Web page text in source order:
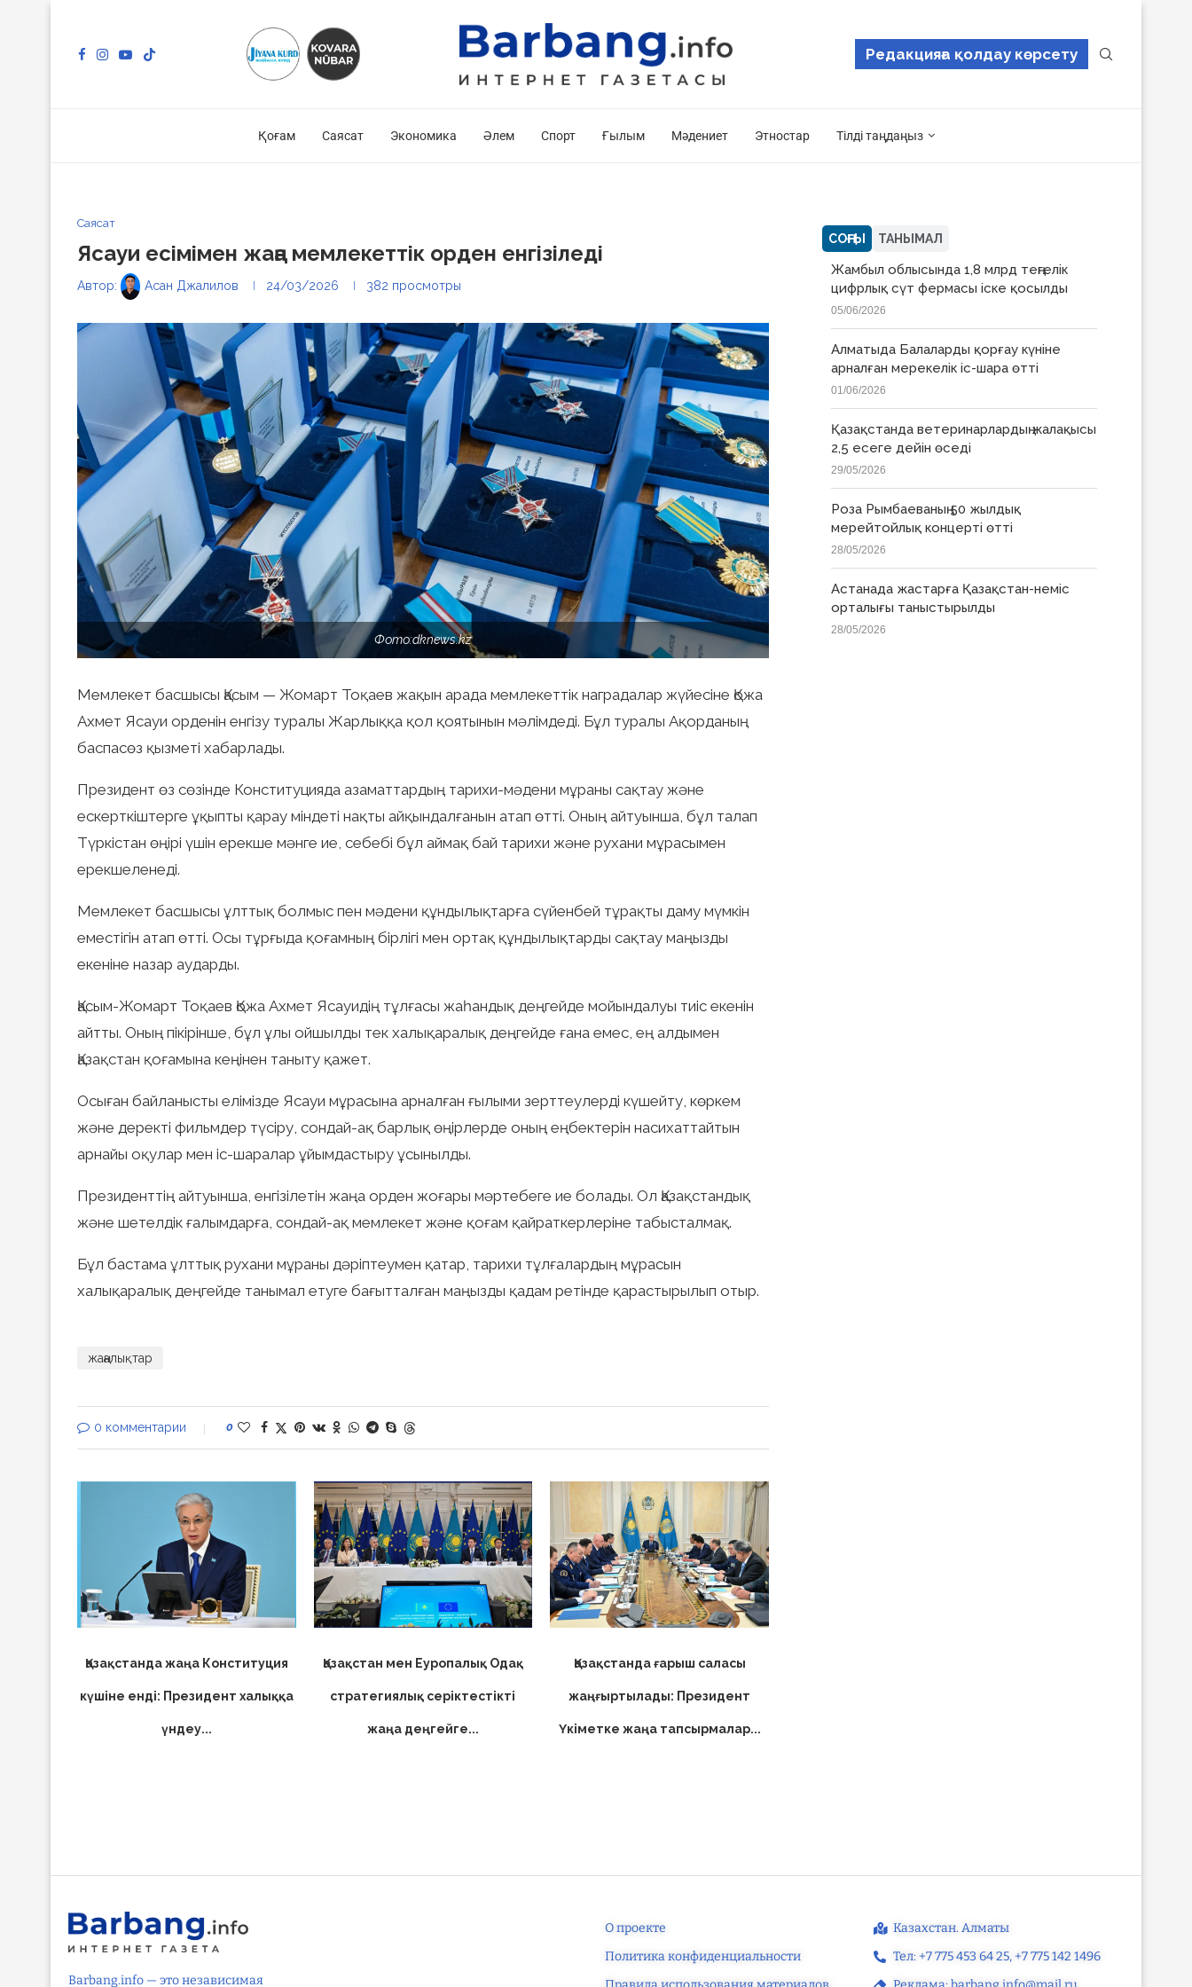
Редакцияға қолдау көрсету
Қоғам Саясат Экономика Әлем Спорт Ғылым Мәдениет Этностар Тілді таңдаңыз
Саясат
Ясауи есімімен жаңа мемлекеттік орден енгізіледі
Автор: Асан Джалилов 24/03/2026 382 просмотры
Фото:dknews.kz
Мемлекет басшысы Қасым — Жомарт Тоқаев жақын арада мемлекеттік наградалар жүйесіне Қожа
Ахмет Ясауи орденін енгізу туралы Жарлыққа қол қоятынын мәлімдеді. Бұл туралы Ақорданың
баспасөз қызметі хабарлады.
Президент өз сөзінде Конституцияда азаматтардың тарихи-мәдени мұраны сақтау және
ескерткіштерге ұқыпты қарау міндеті нақты айқындалғанын атап өтті. Оның айтуынша, бұл талап
Түркістан өңірі үшін ерекше мәнге ие, себебі бұл аймақ бай тарихи және рухани мұрасымен
ерекшеленеді.
Мемлекет басшысы ұлттық болмыс пен мәдени құндылықтарға сүйенбей тұрақты даму мүмкін
еместігін атап өтті. Осы тұрғыда қоғамның бірлігі мен ортақ құндылықтарды сақтау маңызды
екеніне назар аударды.
Қасым-Жомарт Тоқаев Қожа Ахмет Ясауидің тұлғасы жаһандық деңгейде мойындалуы тиіс екенін
айтты. Оның пікірінше, бұл ұлы ойшылды тек халықаралық деңгейде ғана емес, ең алдымен
Қазақстан қоғамына кеңінен таныту қажет.
Осыған байланысты елімізде Ясауи мұрасына арналған ғылыми зерттеулерді күшейту, көркем
және деректі фильмдер түсіру, сондай-ақ барлық өңірлерде оның еңбектерін насихаттайтын
арнайы оқулар мен іс-шаралар ұйымдастыру ұсынылды.
Президенттің айтуынша, енгізілетін жаңа орден жоғары мәртебеге ие болады. Ол Қазақстандық
және шетелдік ғалымдарға, сондай-ақ мемлекет және қоғам қайраткерлеріне табысталмақ.
Бұл бастама ұлттық рухани мұраны дәріптеумен қатар, тарихи тұлғалардың мұрасын
халықаралық деңгейде танымал етуге бағытталған маңызды қадам ретінде қарастырылып отыр.
жаңалықтар
0 комментарии 0
Қазақстанда жаңа Конституция
күшіне енді: Президент халыққа
үндеу...
Қазақстан мен Еуропалық Одақ
стратегиялық серіктестікті
жаңа деңгейге...
Қазақстанда ғарыш саласы
жаңғыртылады: Президент
Үкіметке жаңа тапсырмалар...
СОҢҒЫ ТАНЫМАЛ
Жамбыл облысында 1,8 млрд теңгелік
цифрлық сүт фермасы іске қосылды
05/06/2026
Алматыда Балаларды қорғау күніне
арналған мерекелік іс-шара өтті
01/06/2026
Қазақстанда ветеринарлардың жалақысы
2,5 есеге дейін өседі
29/05/2026
Роза Рымбаеваның 50 жылдық
мерейтойлық концерті өтті
28/05/2026
Астанада жастарға Қазақстан-неміс
орталығы таныстырылды
28/05/2026
Barbang.info — это независимая
О проекте
Политика конфиденциальности
Казахстан. Алматы
Тел: +7 775 453 64 25‬, +7 775 142 1496‬